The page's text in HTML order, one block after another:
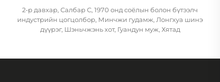
2-р давхар, Салбар С, 1970 онд соёлын болон бүтээлч
индустрийн цогцолбор, Минчжи гудамж, Лонгхуа шинэ
дүүрэг, Шэньчжэнь хот, Гуандун муж, Хятад